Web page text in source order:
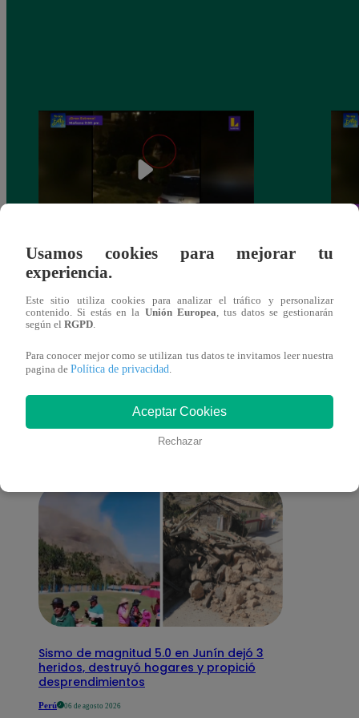
Sofía Franco ocasiona triple choque en
estado de ebriedad
También te puede
interesar
Sismo de magnitud 5.0 en Junín dejó 3
heridos, destruyó hogares y propició
desprendimientos
Perú 06 de agosto 2026
Usamos cookies para mejorar tu
experiencia.
Este sitio utiliza cookies para analizar el tráfico y personalizar
contenido. Si estás en la Unión Europea , tus datos se gestionarán
según el RGPD
Para conocer mejor como se utilizan tus datos te invitamos leer nuestra
pagina de Política de privacidad
Aceptar Cookies
Rechazar